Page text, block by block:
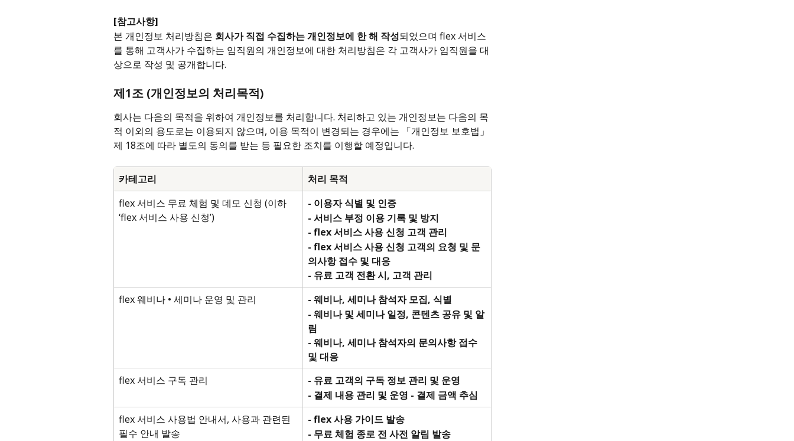
[참고사항]
본 개인정보 처리방침은 회사가 직접 수집하는 개인정보에 한 해 작성되었으며 flex 서비스
를 통해 고객사가 수집하는 임직원의 개인정보에 대한 처리방침은 각 고객사가 임직원을 대
상으로 작성 및 공개합니다.
제1조 (개인정보의 처리목적)
회사는 다음의 목적을 위하여 개인정보를 처리합니다. 처리하고 있는 개인정보는 다음의 목
적 이외의 용도로는 이용되지 않으며, 이용 목적이 변경되는 경우에는 「개인정보 보호법」
제 18조에 따라 별도의 동의를 받는 등 필요한 조치를 이행할 예정입니다.
카테고리
처리 목적
flex 서비스 무료 체험 및 데모 신청 (이하
‘flex 서비스 사용 신청’)
- 이용자 식별 및 인증
- 서비스 부정 이용 기록 및 방지
- flex 서비스 사용 신청 고객 관리
- flex 서비스 사용 신청 고객의 요청 및 문
의사항 접수 및 대응
- 유료 고객 전환 시, 고객 관리
flex 웨비나 • 세미나 운영 및 관리
- 웨비나, 세미나 참석자 모집, 식별
- 웨비나 및 세미나 일정, 콘텐츠 공유 및 알
림
- 웨비나, 세미나 참석자의 문의사항 접수
및 대응
flex 서비스 구독 관리
- 유료 고객의 구독 정보 관리 및 운영
- 결제 내용 관리 및 운영 - 결제 금액 추심
flex 서비스 사용법 안내서, 사용과 관련된
필수 안내 발송
- flex 사용 가이드 발송
- 무료 체험 종로 전 사전 알림 발송